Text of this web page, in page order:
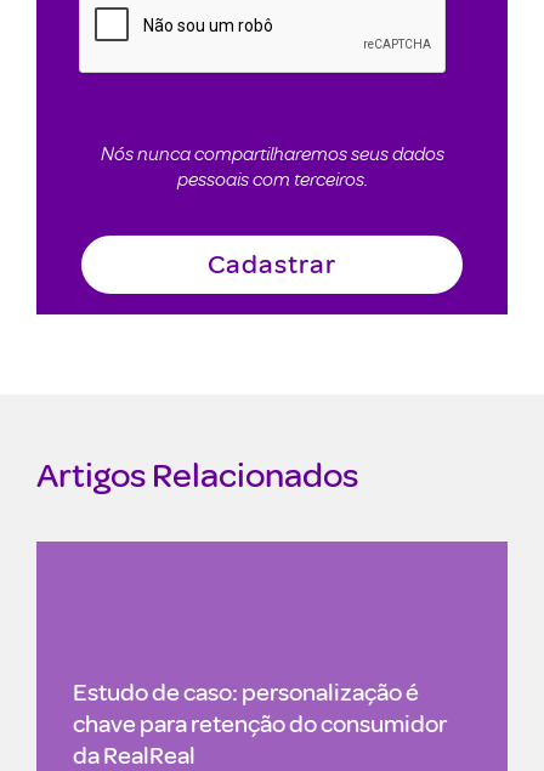
Nós nunca compartilharemos seus dados
pessoais com terceiros.
Artigos Relacionados
Estudo de caso: personalização é
chave para retenção do consumidor
da RealReal